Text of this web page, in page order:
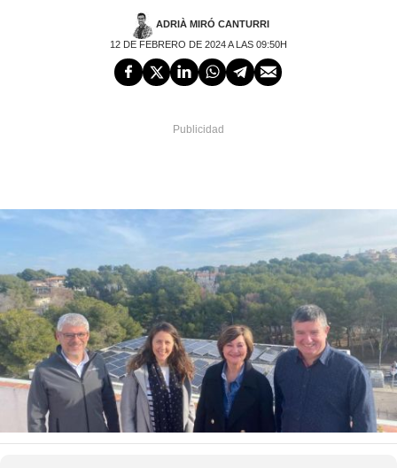
ADRIÀ MIRÓ CANTURRI
12 DE FEBRERO DE 2024 A LAS 09:50H